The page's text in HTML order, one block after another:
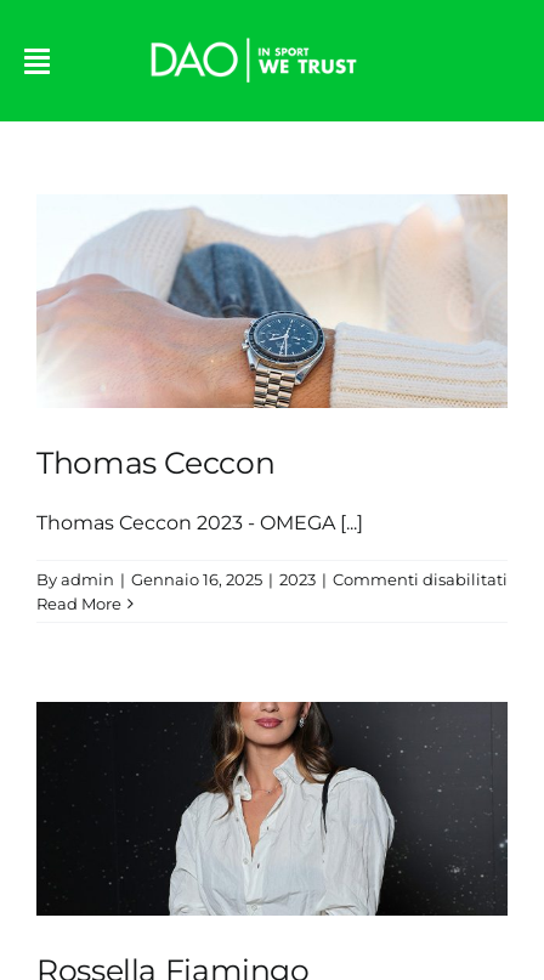
content
Thomas Ceccon
Thomas Ceccon 2023 - OMEGA [...]
Byadmin | Gennaio 16, 2025 | 2023 | Commenti disabilitati
Read More
Rossella Fiamingo